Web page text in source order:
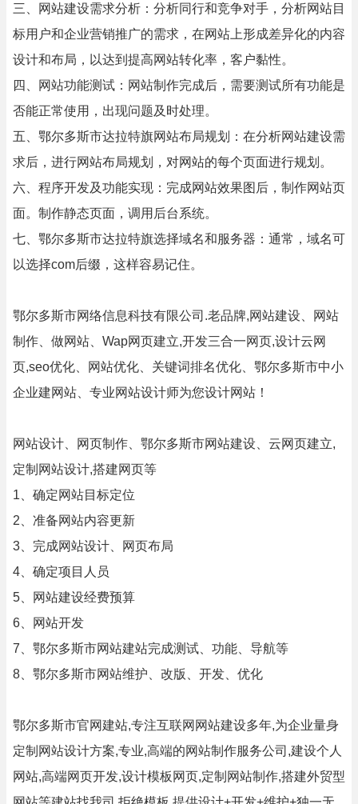
三、网站建设需求分析：分析同行和竞争对手，分析网站目
标用户和企业营销推广的需求，在网站上形成差异化的内容
设计和布局，以达到提高网站转化率，客户黏性。
四、网站功能测试：网站制作完成后，需要测试所有功能是
否能正常使用，出现问题及时处理。
五、鄂尔多斯市达拉特旗网站布局规划：在分析网站建设需
求后，进行网站布局规划，对网站的每个页面进行规划。
六、程序开发及功能实现：完成网站效果图后，制作网站页
面。制作静态页面，调用后台系统。
七、鄂尔多斯市达拉特旗选择域名和服务器：通常，域名可
以选择com后缀，这样容易记住。
鄂尔多斯市网络信息科技有限公司.老品牌,网站建设、网站
制作、做网站、Wap网页建立,开发三合一网页,设计云网
页,seo优化、网站优化、关键词排名优化、鄂尔多斯市中小
企业建网站、专业网站设计师为您设计网站！
网站设计、网页制作、鄂尔多斯市网站建设、云网页建立,
定制网站设计,搭建网页等
1、确定网站目标定位
2、准备网站内容更新
3、完成网站设计、网页布局
4、确定项目人员
5、网站建设经费预算
6、网站开发
7、鄂尔多斯市网站建站完成测试、功能、导航等
8、鄂尔多斯市网站维护、改版、开发、优化
鄂尔多斯市官网建站,专注互联网网站建设多年,为企业量身
定制网站设计方案,专业,高端的网站制作服务公司,建设个人
网站,高端网页开发,设计模板网页,定制网站制作,搭建外贸型